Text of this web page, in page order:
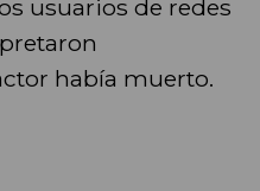
usuarios de redes
había muerto.